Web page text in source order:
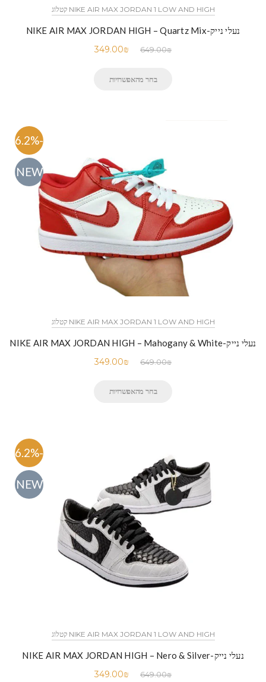
NIKE AIR MAX JORDAN 1 LOW AND HIGH קטלוג
נעלי נייק-NIKE AIR MAX JORDAN HIGH – Quartz Mix
649.00₪
349.00₪
בחר מהאפשרויות
-46.2%
NEW
NIKE AIR MAX JORDAN 1 LOW AND HIGH קטלוג
נעלי נייק-NIKE AIR MAX JORDAN HIGH – Mahogany & White
649.00₪
349.00₪
בחר מהאפשרויות
-46.2%
NEW
NIKE AIR MAX JORDAN 1 LOW AND HIGH קטלוג
נעלי נייק-NIKE AIR MAX JORDAN HIGH – Nero & Silver
649.00₪
349.00₪